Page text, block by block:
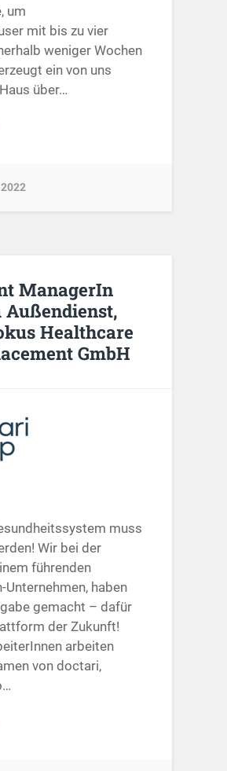
um
mit bis zu vier
weniger Wochen
ein von uns
über…
ManagerIn
Healthcare
GmbH
muss
Wir bei der
führenden
Unternehmen, haben
gemacht – dafür
der Zukunft!
arbeiten
von doctari,